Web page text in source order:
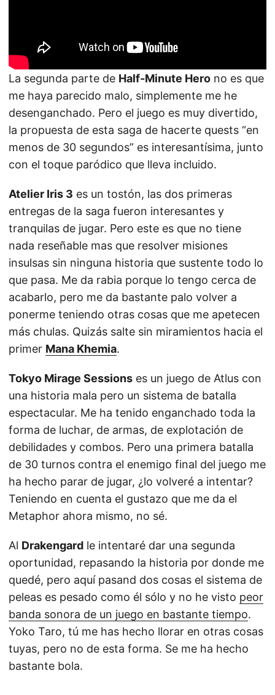
La segunda parte de Half-Minute Hero no es que
me haya parecido malo, simplemente me he
desenganchado. Pero el juego es muy divertido,
la propuesta de esta saga de hacerte quests “en
menos de 30 segundos” es interesantísima, junto
con el toque paródico que lleva incluido.
Atelier Iris 3 es un tostón, las dos primeras
entregas de la saga fueron interesantes y
tranquilas de jugar. Pero este es que no tiene
nada reseñable mas que resolver misiones
insulsas sin ninguna historia que sustente todo lo
que pasa. Me da rabia porque lo tengo cerca de
acabarlo, pero me da bastante palo volver a
ponerme teniendo otras cosas que me apetecen
más chulas. Quizás salte sin miramientos hacia el
primer Mana Khemia.
Tokyo Mirage Sessions es un juego de Atlus con
una historia mala pero un sistema de batalla
espectacular. Me ha tenido enganchado toda la
forma de luchar, de armas, de explotación de
debilidades y combos. Pero una primera batalla
de 30 turnos contra el enemigo final del juego me
ha hecho parar de jugar, ¿lo volveré a intentar?
Teniendo en cuenta el gustazo que me da el
Metaphor ahora mismo, no sé.
Al Drakengard le intentaré dar una segunda
oportunidad, repasando la historia por donde me
quedé, pero aquí pasand dos cosas el sistema de
peleas es pesado como él sólo y no he visto peor
banda sonora de un juego en bastante tiempo.
Yoko Taro, tú me has hecho llorar en otras cosas
tuyas, pero no de esta forma. Se me ha hecho
bastante bola.